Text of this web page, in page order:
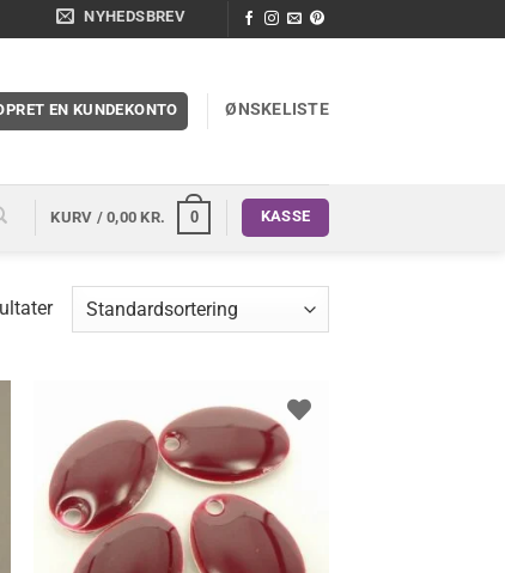
NYHEDSBREV
EN KUNDEKONTO ØNSKELISTE
KURV /0,00KR. 0 KASSE